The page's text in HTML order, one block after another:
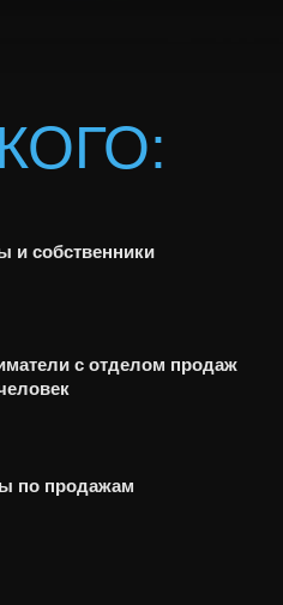
и собственники
по продажам
с отделом продаж
продажам